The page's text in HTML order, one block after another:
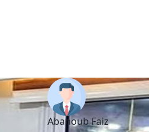
Abanoub Faiz